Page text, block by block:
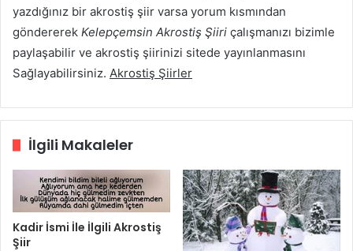
yazdığınız bir akrostiş şiir varsa yorum kısmından
göndererek Kelepçemsin Akrostiş Şiiri çalışmanızı bizimle
paylaşabilir ve akrostiş şiirinizi sitede yayınlanmasını
Sağlayabilirsiniz. Akrostiş Şiirler
İlgili Makaleler
Kadir İsmi İle İlgili Akrostiş
Şiir